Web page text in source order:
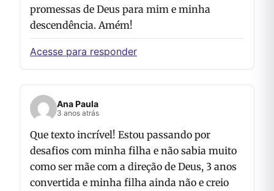
promessas de Deus para mim e minha
descendência. Amém!
Acesse para responder
Ana Paula
3 anos atrás
Que texto incrível! Estou passando por
desafios com minha filha e não sabia muito
como ser mãe com a direção de Deus, 3 anos
convertida e minha filha ainda não e creio